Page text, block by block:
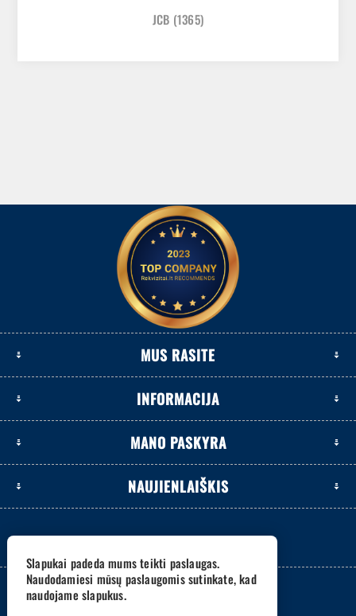
JCB (1365)
MUS RASITE
INFORMACIJA
MANO PASKYRA
NAUJIENLAIŠKIS
Slapukai padeda mums teikti paslaugas.
Naudodamiesi mūsų paslaugomis sutinkate, kad
naudojame slapukus.